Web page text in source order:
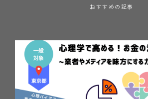
おすすめの記事